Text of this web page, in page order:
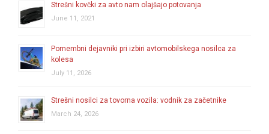
Strešni kovčki za avto nam olajšajo potovanja
June 11, 2021
Pomembni dejavniki pri izbiri avtomobilskega nosilca za
kolesa
July 11, 2026
Strešni nosilci za tovorna vozila: vodnik za začetnike
March 24, 2026